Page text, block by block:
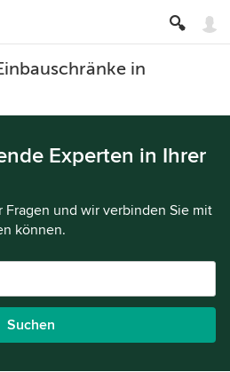
in
Experten in Ihrer
Fragen und wir verbinden Sie mit
können.
Suchen